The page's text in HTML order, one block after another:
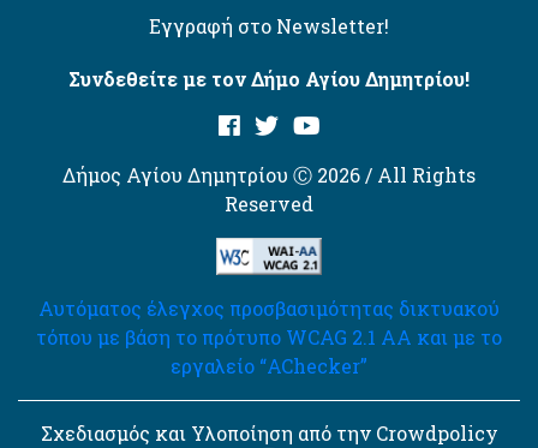
Εγγραφή στο Newsletter!
Συνδεθείτε με τον Δήμο Αγίου Δημητρίου!
Δήμος Αγίου Δημητρίου Ⓒ 2026 / All Rights
Reserved
Αυτόματος έλεγχος προσβασιμότητας δικτυακού
τόπου με βάση το πρότυπο WCAG 2.1 AA και με το
εργαλείο “AChecker”
Σχεδιασμός και Υλοποίηση από την Crowdpolicy